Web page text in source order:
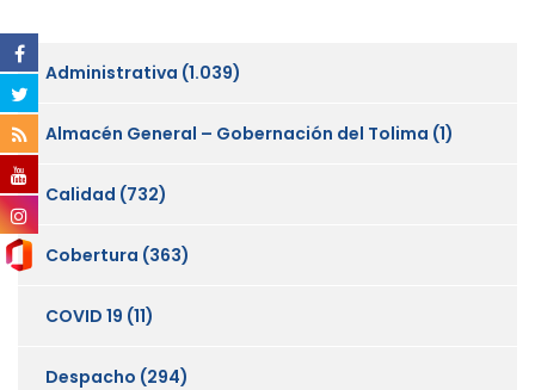
Administrativa (1.039)
Almacén General – Gobernación del Tolima (1)
Calidad (732)
Cobertura (363)
COVID 19 (11)
Despacho (294)